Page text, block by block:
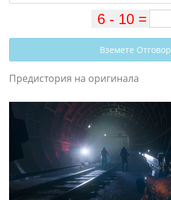
Вземете Отговор
Предистория на оригинала